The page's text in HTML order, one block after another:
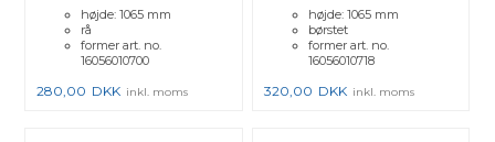
højde: 1065 mm
rå
former art. no.
16056010700
280,00 DKK inkl. moms
højde: 1065 mm
børstet
former art. no.
16056010718
320,00 DKK inkl. moms